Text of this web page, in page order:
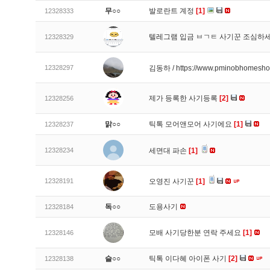
12328333 무○○ 발로란트 계정 [1]
12328329 텔레그램 입금 ㅂㄱㅌ 사기꾼 조심하
12328297 김동하 / https://
12328256 제가 등록한 사기등록 [2]
12328237 맑○○ 틱톡 모어앤모어 사기에요 [1]
12328234 세면대 파손 [1]
12328191 오영진 사기꾼 [1]
12328184 독○○ 도용사기
12328146 모배 사기당한분 연락 주세요 [1]
12328138 슬○○ 틱톡 이다혜 아이폰 사기 [2]